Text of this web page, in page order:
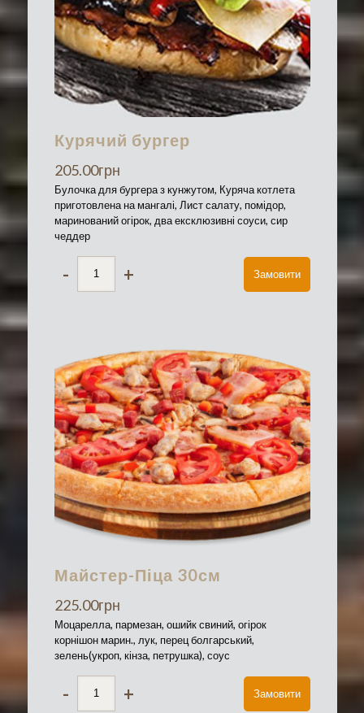
Курячий бургер
205.00грн
Булочка для бургера з кунжутом, Куряча котлета
приготовлена на мангалі, Лист салату, помідор,
маринований огірок, два ексклюзивні соуси, сир
чеддер
- + Замовити
Майстер-Піца 30см
225.00грн
Моцарелла, пармезан, ошийк свиний, огірок
корнішон марин., лук, перец болгарський,
зелень(укроп, кінза, петрушка), соус
- + Замовити